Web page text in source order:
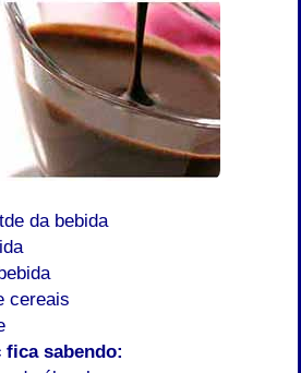
da bebida
cereais
fica sabendo: